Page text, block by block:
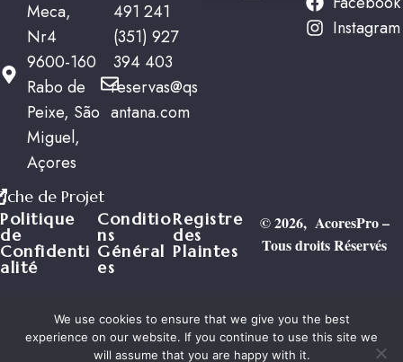
Meca,
Nr4
9600-160
Rabo de
Peixe, São
Miguel,
Açores
491 241
(351) 927
394 403
reservas@qs
antana.com
Instagram
de Projet
Politique
de
Confidenti
alité
Conditio
ns
Général
es
Registre
des
Plaintes
© 2026, AcoresPro –
Tous droits Réservés
English(Anglais)
Français
We use cookies to ensure that we give you the best
experience on our website. If you continue to use this site we
will assume that you are happy with it.